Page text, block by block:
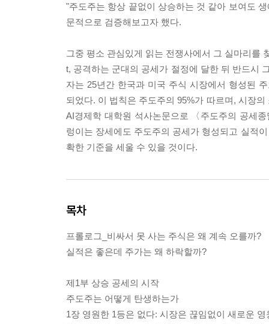
"주도주는 항상 끝없이 상승하는 것 같아 보여도
문적으로 검증해보고자 했다.
그중 평소 관심있게 읽는 전쟁사에서 그 실마리를
t, 공격하는 군대의 공세가 절정에 달한 뒤 반드시
자는 25년간 한국과 미국 주식 시장에서 형성된
되었다. 이 법칙은 주도주의 95%가 따르며, 시장
AI경제학 대학원 석사논문으로 〈주도주의 공세
렁이는 장세에도 주도주의 공세가 형성되고 실적
확한 기준을 세울 수 있을 것이다.
목차
프롤로그_비싸서 못 사는 주식은 왜 계속 오를까?
실적은 좋은데 주가는 왜 하락할까?
제1부 상승 공세의 시작
주도주는 어떻게 탄생하는가
1장 영원한 1등은 없다: 시장은 끊임없이 새로운